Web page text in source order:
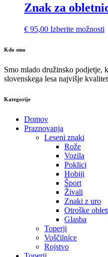
Znak za
€ 95,00 Izberite možnosti
Kdo smo
Smo mlado družinsko podjetje,
slovenskega lesa najvišje
Kategorije
Domov
Praznovanja
Leseni znaki
Rože
Vozila
Poklici
Hobiji
Šport
Živali
Znaki z uro
Otroške
Glasba
Toperji
Voščilnice
Rojstvo